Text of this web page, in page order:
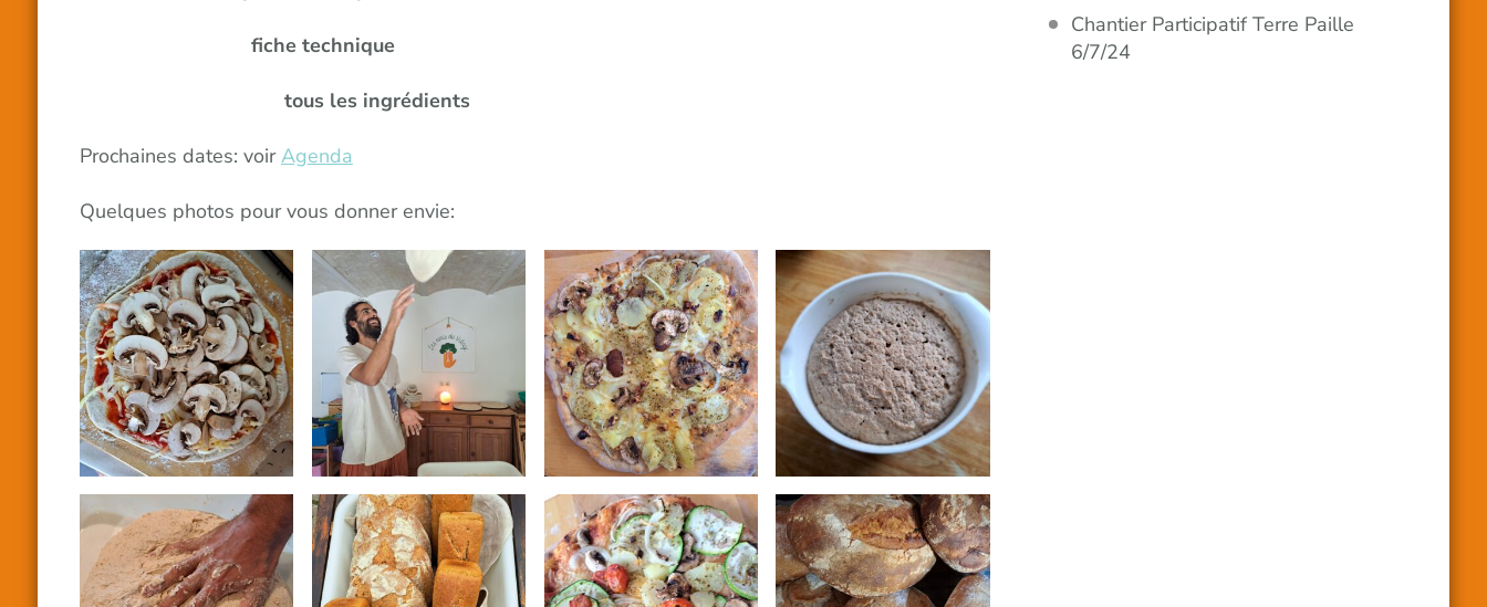
fiche technique
tous les ingrédients
Prochaines dates: voirAgenda
Quelques photos pour vous donner envie:
Chantier Participatif Terre Paille
6/7/24